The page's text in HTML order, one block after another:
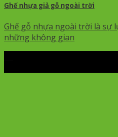
Ghế nhựa giả gỗ ngoài trời
Ghế gỗ nhựa ngoài trời là sự
những không gian